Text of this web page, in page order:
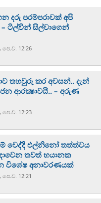
දරු පරම්පරාවක් අපි
ටිල්වින් සිල්වාගෙන්
12:26
තහවුරු කර අවසන්.. දැන්
ආරක්‍ෂාවයි.. – අරුණ
12:23
වෙද්දී එල්නිනෝ තත්ත්වය
තවත් භයානක
විශේෂ අනාවරණයක්
12:21